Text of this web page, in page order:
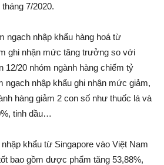
7/2020.
ngạch nhập khẩu hàng hoá từ
ghi nhận mức tăng trưởng so với
12/20 nhóm ngành hàng chiếm tỷ
ngạch nhập khẩu ghi nhận mức giảm,
hàng giảm 2 con số như thuốc lá và
tinh dầu…
khẩu từ Singapore vào Việt Nam
bao gồm dược phẩm tăng 53,88%,